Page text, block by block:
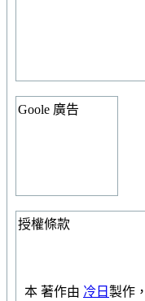
Goole 廣告
授權條款
本 著作由 冷日 製作